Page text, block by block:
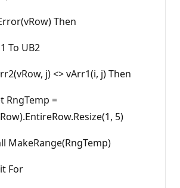
Then
UB2
j) <> vArr1(i, j) Then
=
5)